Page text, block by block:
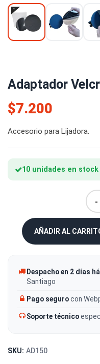
Adaptador
$7.200
Accesorio para Lijadora.
10 unidades en stock
-
AÑADIR AL
Despacho en 2 días
Santiago
Pago segurocon
Soporte técnico
SKU: AD150